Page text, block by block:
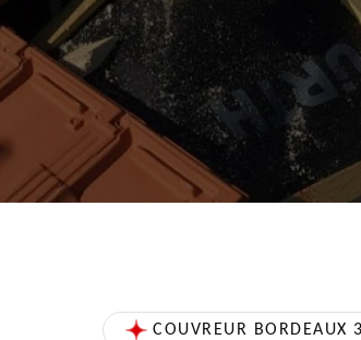
COUVREUR BORDEAUX